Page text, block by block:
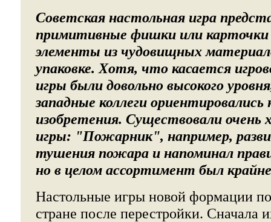
Советская настольная игра
примитивные фишки или карточки
элементы из чудовищных
упаковке. Хотя, что касается
игры были довольно высокого
западные коллеги ориентировались
изобретения. Существовали
игры: "Пожарник", например,
тушения пожара и напоминал
но в целом ассортимент был
Настольные игры новой формации
стране после перестройки. Сначала